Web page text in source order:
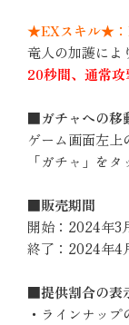
★EXスキル★：
竜人の加護によ
20秒間、通常攻
■ガチャへの移
ゲーム画面左
「ガチャ」をタ
■販売期間
開始：2024年3
終了：2024年4
■提供割合の表
・ラインナッ